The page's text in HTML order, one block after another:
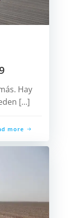
Hay
[…]
more